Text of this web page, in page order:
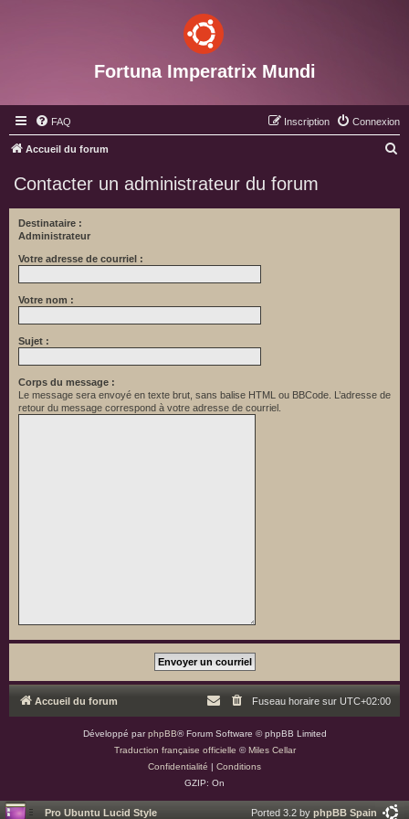
Fortuna Imperatrix Mundi
FAQ Connexion
Inscription
Accueil du forum
Contacter un administrateur du forum
Destinataire :
Administrateur
Votre adresse de courriel :
Votre nom :
Sujet :
Corps du message :
Le message sera envoyé en texte brut, sans balise HTML ou BBCode. L’adresse de
retour du message correspond à votre adresse de courriel.
Accueil du forum Fuseau horaire sur UTC+02:00
Développé parphpBB® Forum Software © phpBB Limited
Traduction française officielle ©Miles Cellar
Confidentialité | Conditions
GZIP: On
Pro Ubuntu Lucid Style Ported 3.2 by phpBB Spain